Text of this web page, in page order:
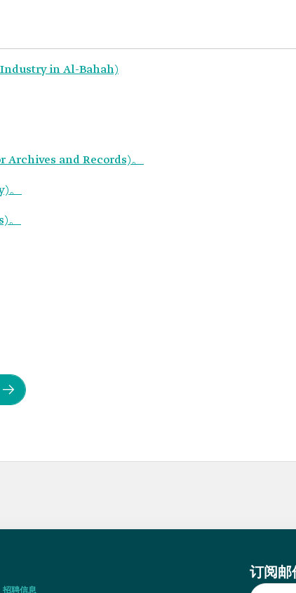
in Al-Bahah)
and Records)。
。
招聘信息
订阅邮